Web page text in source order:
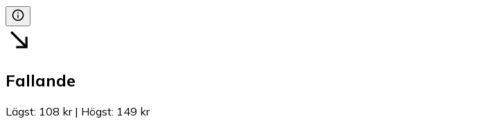
Fallande
Lägst: 108 kr| Högst: 149 kr